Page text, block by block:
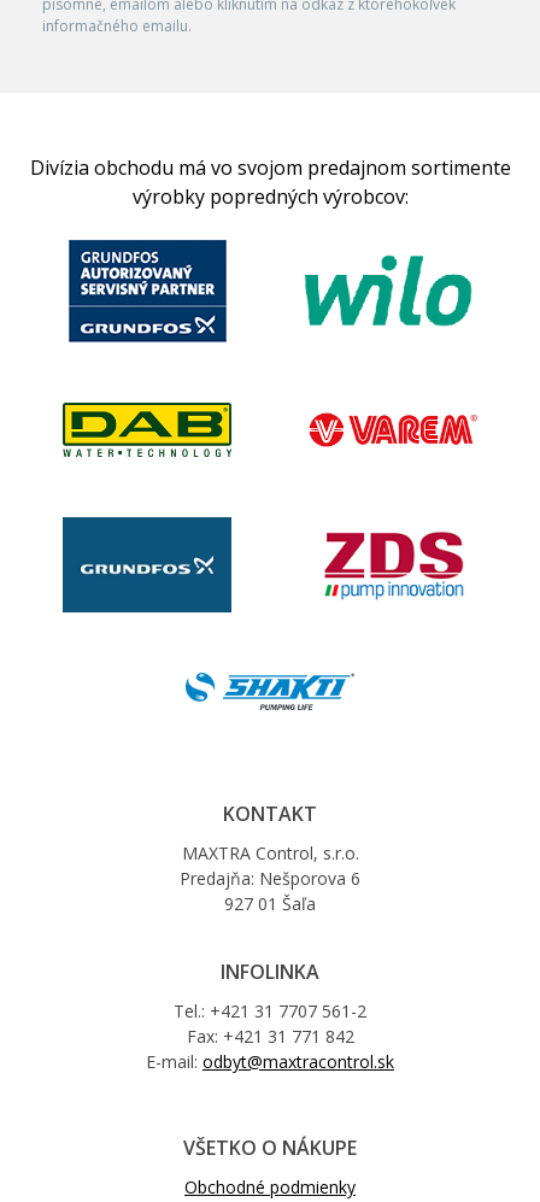
informačného emailu.
Divízia obchodu má vo svojom predajnom sortimente
výrobky popredných výrobcov:
KONTAKT
MAXTRA Control, s.r.o.
Predajňa: Nešporova 6
927 01 Šaľa
INFOLINKA
Tel.: +421 31 7707 561-2
Fax: +421 31 771 842
E-mail: odbyt@maxtracontrol.sk
VŠETKO O NÁKUPE
Obchodné podmienky